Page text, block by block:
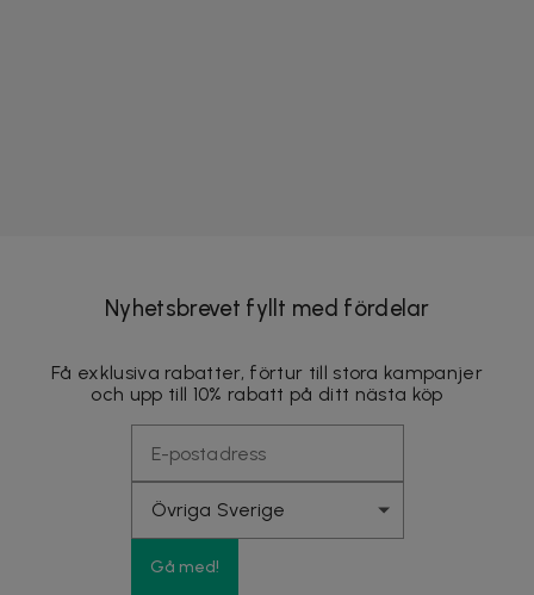
Nyhetsbrevet fyllt med fördelar
Få exklusiva rabatter, förtur till stora kampanjer
och upp till 10% rabatt på ditt nästa köp
Gå med!